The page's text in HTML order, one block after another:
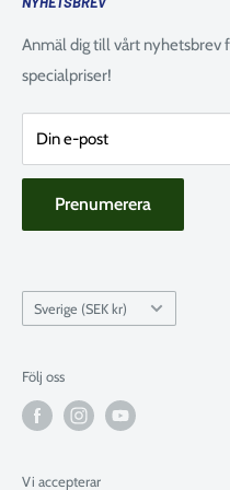
Avikande öppettider
Om oss
Returpolicy
Integritetspolicy
Cookie Policy
Anmäl dig till vårt nyhetsbrev
specialpriser!
Din e-post
Prenumerera
E-post:info@kajaksidan.se
Adress: Prästkragens väg 40,
Land
Sverige (SEK kr)
Följ oss
Vi accepterar